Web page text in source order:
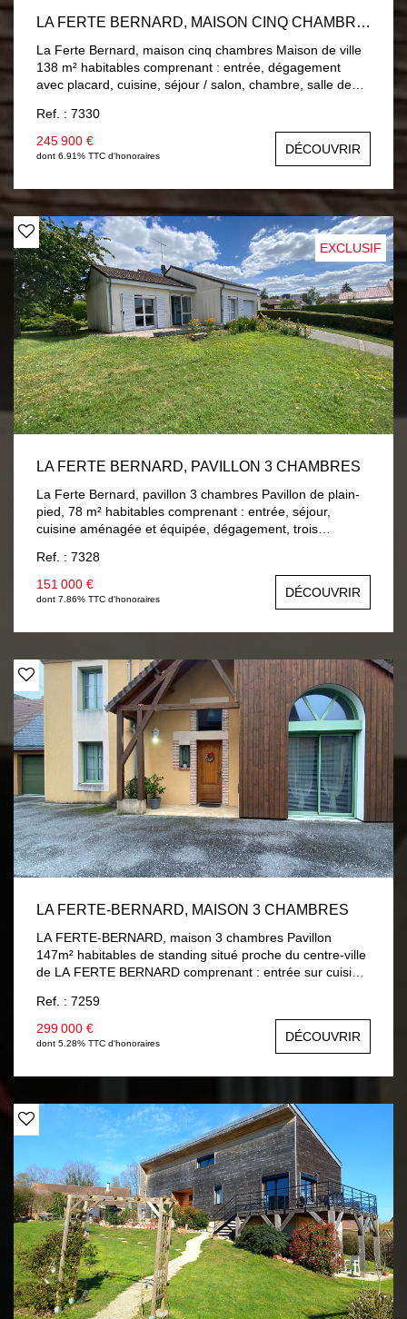
LA FERTE BERNARD, MAISON CINQ CHAMBRES
La Ferte Bernard, maison cinq chambres Maison de ville
138 m² habitables comprenant : entrée, dégagement
avec placard, cuisine, séjour / salon, chambre, salle de
wc. Double vitrage PVC, Chauffage central gaz de ville.
Sous-sol : buanderie, atelier et un garage. Jardin 649 m²
clos avec trois garages.
Ref. : 7330
245 900 €
dont 6.91% TTC d'honoraires DÉCOUVRIR
EXCLUSIF
LA FERTE BERNARD, PAVILLON 3 CHAMBRES
La Ferte Bernard, pavillon 3 chambres Pavillon de plain-
pied, 78 m² habitables comprenant : entrée, séjour,
cuisine aménagée et équipée, dégagement, trois
cave. Chauffage central gaz de ville, double vitrage bois.
Terrain 750 m² clos et arboré.
Ref. : 7328
151 000 €
dont 7.86% TTC d'honoraires DÉCOUVRIR
LA FERTE-BERNARD, MAISON 3 CHAMBRES
LA FERTE-BERNARD, maison 3 chambres Pavillon
147m² habitables de standing situé proche du centre-ville
de LA FERTE BERNARD comprenant : entrée sur cuisine
chambre, salle d'eau, wc, lingerie, garage avec porte
électrique. A l'étage : palier, deux chambres dont une
avec mezzanine, salle de bains avec douche, wc.
Chauffage gaz de ville au sol au rez-de-chaussée et
radiateur à l'étage, double vitrage et volets roulants
Ref. : 7259
299 000 €
dont 5.28% TTC d'honoraires DÉCOUVRIR